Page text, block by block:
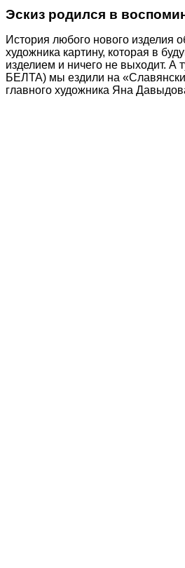
Эскиз родился в
История любого нового изделия
художника картину, которая в
изделием и ничего не выходит.
БЕЛТА) мы ездили на
главного художника Яна